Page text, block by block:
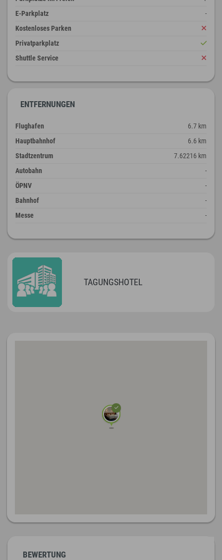
E-Parkplatz
-
Kostenloses Parken
Privatparkplatz
Shuttle Service
ENTFERNUNGEN
Flughafen
6.7 km
Hauptbahnhof
6.6 km
Stadtzentrum
7.62216 km
Autobahn
-
ÖPNV
-
Bahnhof
-
Messe
-
TAGUNGSHOTEL
BEWERTUNG